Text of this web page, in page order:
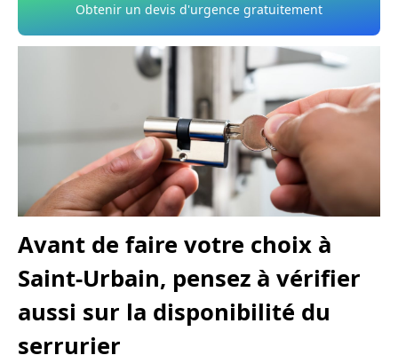
Obtenir un devis d'urgence gratuitement
Avant de faire votre choix à
Saint-Urbain, pensez à vérifier
aussi sur la disponibilité du
serrurier